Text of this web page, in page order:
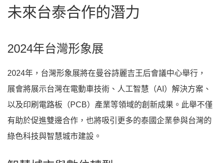
未來台泰合作的潛力
2024年台灣形象展
2024年，台灣形象展將在曼谷詩麗吉王后會議中心舉行，
展會將展示台灣在電動車技術、人工智慧（AI）解決方案、
以及印刷電路板（PCB）產業等領域的創新成果。此舉不僅
有助於促進雙邊合作，也將吸引更多的泰國企業參與台灣的
綠色科技與智慧城市建設。